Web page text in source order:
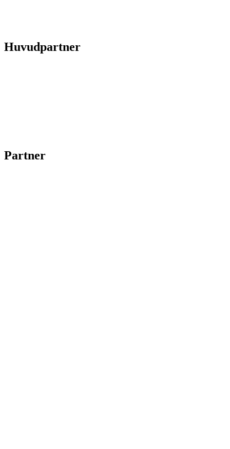
Huvudpartner
Partner